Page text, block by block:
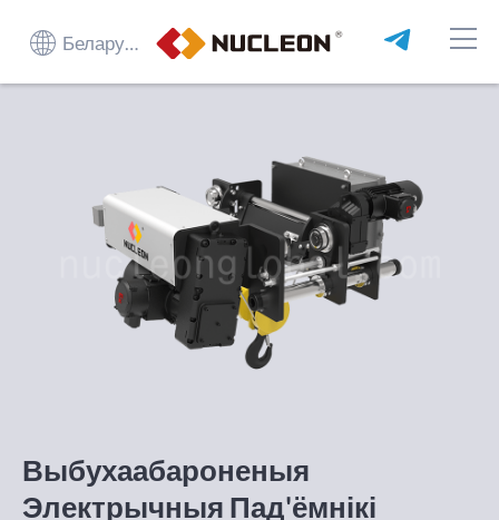
Беларуская мова
Выбухаабароненыя
Электрычныя Пад'ёмнікі